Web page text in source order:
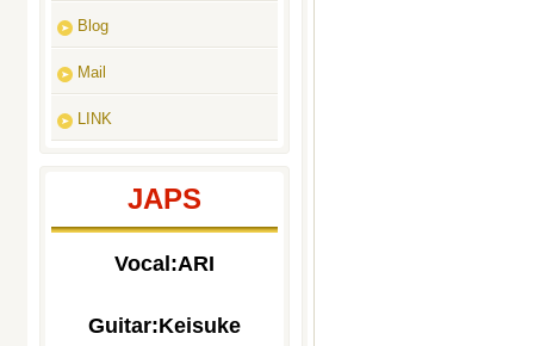
Blog
Mail
LINK
JAPS
Vocal:ARI
Guitar:Keisuke